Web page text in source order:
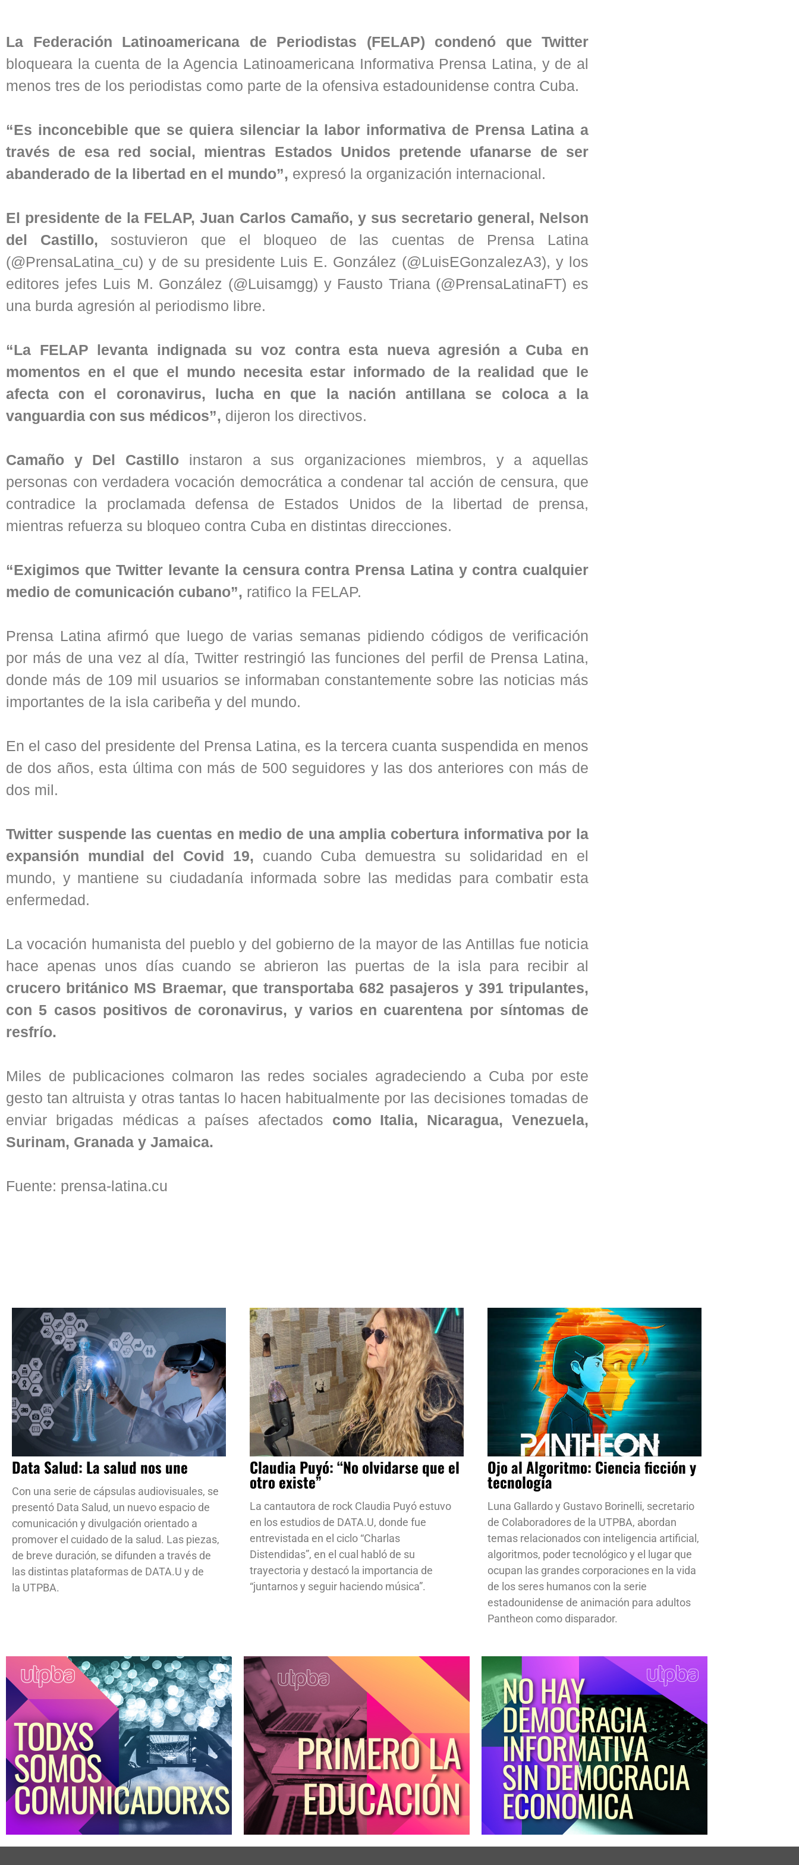
La Federación Latinoamericana de Periodistas (FELAP) condenó que Twitter
bloqueara la cuenta de la Agencia Latinoamericana Informativa Prensa Latina, y de al
menos tres de los periodistas como parte de la ofensiva estadounidense contra Cuba.
“Es inconcebible que se quiera silenciar la labor informativa de Prensa Latina a
través de esa red social, mientras Estados Unidos pretende ufanarse de ser
abanderado de la libertad en el mundo”, expresó la organización internacional.
El presidente de la FELAP, Juan Carlos Camaño, y sus secretario general, Nelson
del Castillo, sostuvieron que el bloqueo de las cuentas de Prensa Latina
(@PrensaLatina_cu) y de su presidente Luis E. González (@LuisEGonzalezA3), y los
editores jefes Luis M. González (@Luisamgg) y Fausto Triana (@PrensaLatinaFT) es
una burda agresión al periodismo libre.
“La FELAP levanta indignada su voz contra esta nueva agresión a Cuba en
momentos en el que el mundo necesita estar informado de la realidad que le
afecta con el coronavirus, lucha en que la nación antillana se coloca a la
vanguardia con sus médicos”, dijeron los directivos.
Camaño y Del Castillo instaron a sus organizaciones miembros, y a aquellas
personas con verdadera vocación democrática a condenar tal acción de censura, que
contradice la proclamada defensa de Estados Unidos de la libertad de prensa,
mientras refuerza su bloqueo contra Cuba en distintas direcciones.
“Exigimos que Twitter levante la censura contra Prensa Latina y contra cualquier
medio de comunicación cubano”, ratifico la FELAP.
Prensa Latina afirmó que luego de varias semanas pidiendo códigos de verificación
por más de una vez al día, Twitter restringió las funciones del perfil de Prensa Latina,
donde más de 109 mil usuarios se informaban constantemente sobre las noticias más
importantes de la isla caribeña y del mundo.
En el caso del presidente del Prensa Latina, es la tercera cuanta suspendida en menos
de dos años, esta última con más de 500 seguidores y las dos anteriores con más de
dos mil.
Twitter suspende las cuentas en medio de una amplia cobertura informativa por la
expansión mundial del Covid 19, cuando Cuba demuestra su solidaridad en el
mundo, y mantiene su ciudadanía informada sobre las medidas para combatir esta
enfermedad.
La vocación humanista del pueblo y del gobierno de la mayor de las Antillas fue noticia
hace apenas unos días cuando se abrieron las puertas de la isla para recibir al
crucero británico MS Braemar, que transportaba 682 pasajeros y 391 tripulantes,
con 5 casos positivos de coronavirus, y varios en cuarentena por síntomas de
resfrío.
Miles de publicaciones colmaron las redes sociales agradeciendo a Cuba por este
gesto tan altruista y otras tantas lo hacen habitualmente por las decisiones tomadas de
enviar brigadas médicas a países afectados como Italia, Nicaragua, Venezuela,
Surinam, Granada y Jamaica.
Fuente: prensa-latina.cu
Data Salud: La salud nos une
Con una serie de cápsulas audiovisuales, se
presentó Data Salud, un nuevo espacio de
comunicación y divulgación orientado a
promover el cuidado de la salud. Las piezas,
de breve duración, se difunden a través de
las distintas plataformas de DATA.U y de
la UTPBA.
Claudia Puyó: “No olvidarse que el
otro existe”
La cantautora de rock Claudia Puyó estuvo
en los estudios de DATA.U, donde fue
entrevistada en el ciclo “Charlas
Distendidas”, en el cual habló de su
trayectoria y destacó la importancia de
“juntarnos y seguir haciendo música”.
Ojo al Algoritmo: Ciencia ficción y
tecnología
Luna Gallardo y Gustavo Borinelli, secretario
de Colaboradores de la UTPBA, abordan
temas relacionados con inteligencia artificial,
algoritmos, poder tecnológico y el lugar que
ocupan las grandes corporaciones en la vida
de los seres humanos con la serie
estadounidense de animación para adultos
Pantheon como disparador.